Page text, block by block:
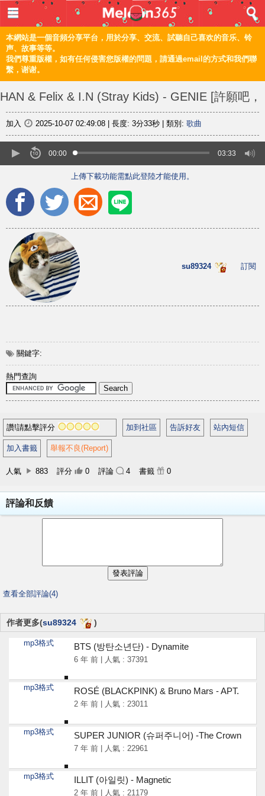
本網站是一個音頻分享平台，用於分享、交流、試聽自己喜欢的音乐、铃
声、故事等等。
我們尊重版權，如有任何侵害您版權的問題，請通過email的方式和我們聯
繫，谢谢。
HAN & Felix & I.N (Stray Kids) - GENIE [許願吧，
精靈OST]
分享
加入 2025-10-07 02:49:08 長度: 3分33秒 類別: 歌曲
00:00 03:33
上傳下載功能需點此登陸才能使用。
su89324 訂閱
關鍵字:
熱門查詢
讚!請點擊評分 加到社區 告訴好友 站內短信
加入書籤 舉報不良(Report)
人氣 883 評分 0 評論 4 書籤 0
評論和反饋
查看全部評論(4)
作者更多(su89324 )
mp3格式 BTS (방탄소년단) - Dynamite
6 年 前 | 人氣 : 37391
mp3格式 ROSÉ (BLACKPINK) & Bruno Mars - APT.
2 年 前 | 人氣 : 23011
mp3格式 SUPER JUNIOR (슈퍼주니어) -The Crown
7 年 前 | 人氣 : 22961
mp3格式 ILLIT (아일릿) - Magnetic
2 年 前 | 人氣 : 21179
登入 / 註冊
首頁
音樂
頻道
編輯
简体
©2021 甜瓜365 Melon365 Melon365.com